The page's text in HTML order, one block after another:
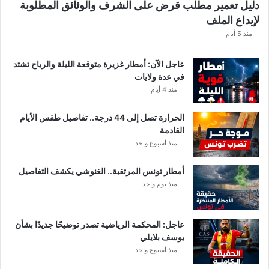
دليل تعمير مطلب قرض على الشرف والوثائق المطلوبة
لإيداع الملف
منذ 5 أيام
عاجل الآن: أمطار غزيرة متوقعة الليلة والرياح تشتد
في عدة ولايات
منذ 4 أيام
الحرارة تصل إلى 44 درجة.. تفاصيل طقس الأيام
القادمة
منذ أسبوع واحد
أمطار تونس المرتقبة.. الغنوشي يكشف التفاصيل
منذ يوم واحد
عاجل: المحكمة الرياضية تصدر توضيحًا جديدًا بشأن
يوسف بلايلي
منذ أسبوع واحد